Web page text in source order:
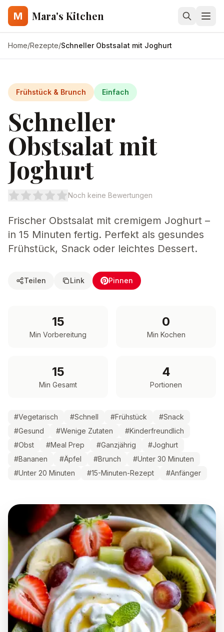
M Mara's Kitchen
Home/Rezepte/Schneller Obstsalat mit Joghurt
Frühstück & Brunch Einfach
Schneller
Obstsalat mit
Joghurt
Noch keine Bewertungen
Frischer Obstsalat mit cremigem Joghurt –
in 15 Minuten fertig. Perfekt als gesundes
Frühstück, Snack oder leichtes Dessert.
Teilen Link Pinnen
15
Min Vorbereitung
0
Min Kochen
15
Min Gesamt
4
Portionen
#Vegetarisch #Schnell #Frühstück #Snack
#Gesund #Wenige Zutaten #Kinderfreundlich
#Obst #Meal Prep #Ganzjährig #Joghurt
#Bananen #Äpfel #Brunch #Unter 30 Minuten
#Unter 20 Minuten #15-Minuten-Rezept #Anfänger